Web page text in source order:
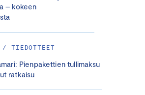
– kokeen
TIEDOTTEET
Pienpakettien tullimaksu
ratkaisu